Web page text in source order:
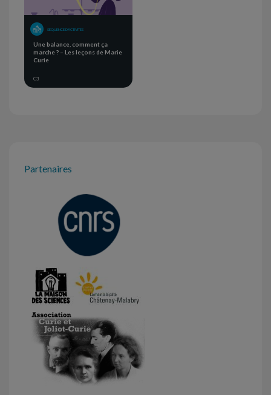
SÉQUENCE D'ACTIVITÉS
Une balance, comment ça
marche ? – Les leçons de Marie
Curie
C3
Partenaires